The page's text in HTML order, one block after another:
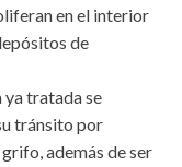
en el interior
de
ya tratada se
tránsito por
además de ser